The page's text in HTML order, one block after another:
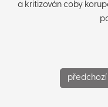
a kritizován coby
předchozí